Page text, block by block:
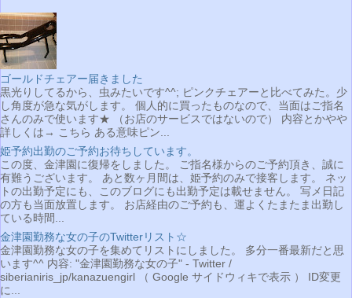
ゴールドチェアー届きました
黒光りしてるから、虫みたいです^^; ピンクチェアーと比べてみた。少
し角度が急な気がします。 個人的に買ったものなので、当面はご指名
さんのみで使います★ （お店のサービスではないので） 内容とかやや
詳しくは→ こちら ある意味ピン...
姫予約出勤のご予約お待ちしています。
この度、金津園に復帰をしました。 ご指名様からのご予約頂き、誠に
有難うございます。 あと数ヶ月間は、姫予約のみで接客します。 ネッ
トの出勤予定にも、このブログにも出勤予定は載せません。 写メ日記
の方も当面放置します。 お店経由のご予約も、運よくたまたま出勤し
ている時間...
金津園勤務な女の子のTwitterリスト☆
金津園勤務な女の子を集めてリストにしました。 多分一番最新だと思
います^^ 内容: "金津園勤務な女の子" - Twitter /
siberianiris_jp/kanazuengirl （ Google サイドウィキで表示 ） ID変更
に...